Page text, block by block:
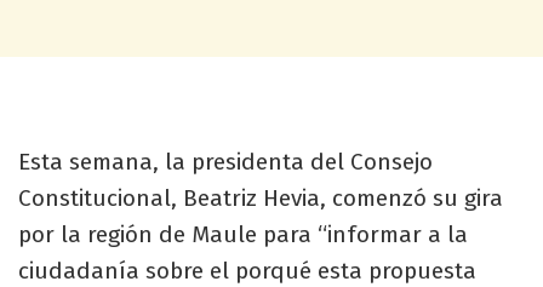
Esta semana, la presidenta del Consejo
Constitucional, Beatriz Hevia, comenzó su gira
por la región de Maule para “informar a la
ciudadanía sobre el porqué esta propuesta